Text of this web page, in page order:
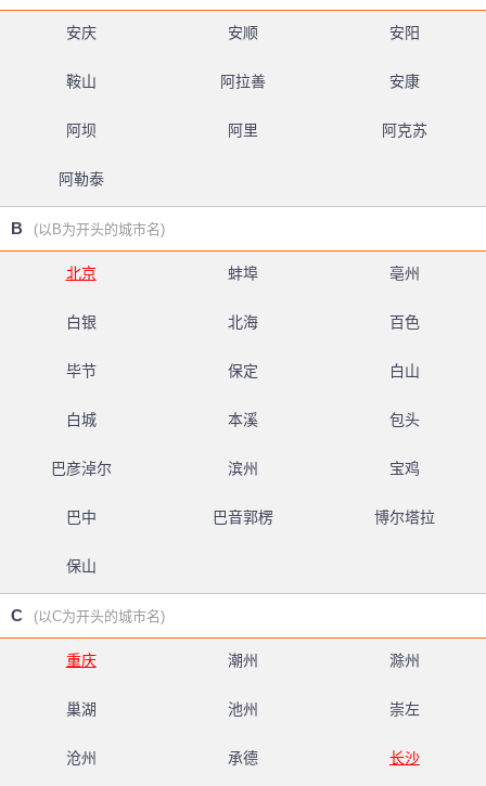
安庆 安顺 安阳
鞍山 阿拉善 安康
阿坝 阿里 阿克苏
阿勒泰
B (以B为开头的城市名)
北京 蚌埠 亳州
白银 北海 百色
毕节 保定 白山
白城 本溪 包头
巴彦淖尔 滨州 宝鸡
巴中 巴音郭楞 博尔塔拉
保山
C (以C为开头的城市名)
重庆 潮州 滁州
巢湖 池州 崇左
沧州 承德 长沙